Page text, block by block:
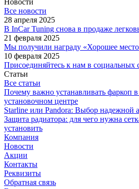
Новости
Все новости
28 апреля 2025
В InCar Tuning снова в продаже
21 февраля 2025
Мы получили награду «Хорошее
10 февраля 2025
Присоединяйтесь к нам в социальных
Статьи
Все статьи
Почему важно устанавливать фаркоп
установочном центре
Starline или Pandora: Выбор надежной
Защита радиатора: для чего нужна
установить
Компания
Новости
Акции
Контакты
Реквизиты
Обратная связь